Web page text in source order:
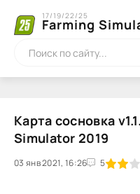
Farming
17/19/22/25
Карта сосновка
Simulator 2019
03 янв 2021, 16:26 5
1 2 3 4 5